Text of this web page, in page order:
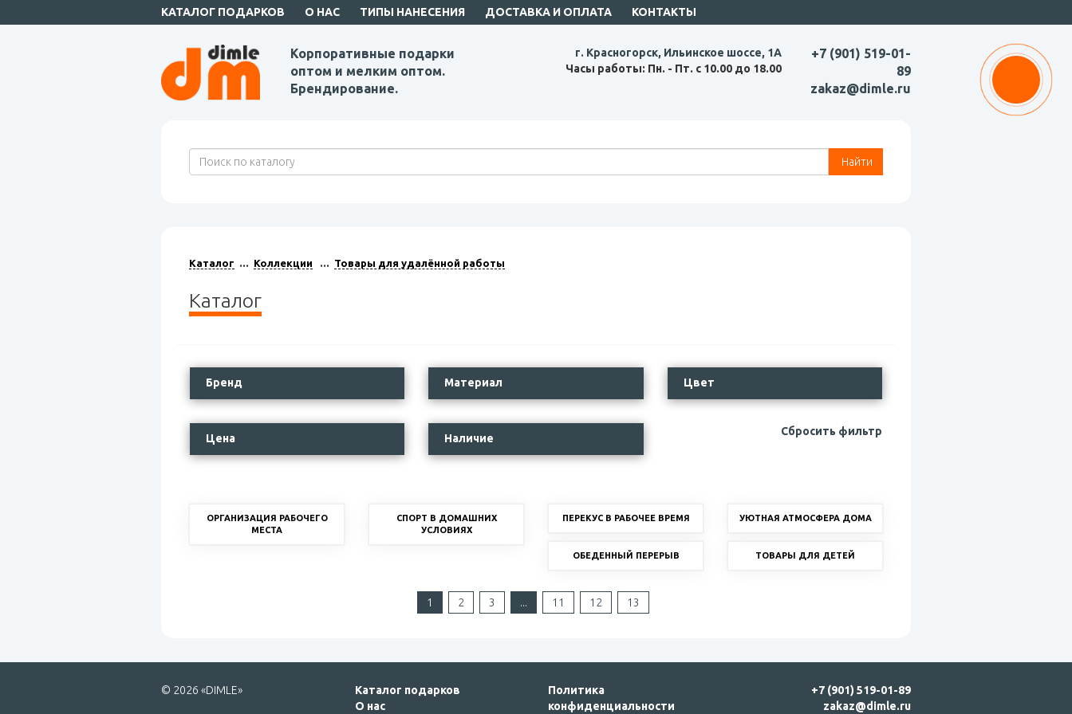
КАТАЛОГ ПОДАРКОВ О НАС ТИПЫ НАНЕСЕНИЯ ДОСТАВКА И ОПЛАТА КОНТАКТЫ
Корпоративные подарки
оптом и мелким оптом.
Брендирование.
г. Красногорск, Ильинское шоссе, 1А
Часы работы: Пн. - Пт. с 10.00 до 18.00
+7 (901) 519-01-
89
zakaz@dimle.ru
Найти
Каталог Коллекции Товары для удалённой работы
Каталог
Бренд Материал Цвет
Цена Наличие
Сбросить фильтр
ОРГАНИЗАЦИЯ РАБОЧЕГО
МЕСТА
СПОРТ В ДОМАШНИХ
УСЛОВИЯХ
ПЕРЕКУС В РАБОЧЕЕ ВРЕМЯ УЮТНАЯ АТМОСФЕРА ДОМА
ОБЕДЕННЫЙ ПЕРЕРЫВ ТОВАРЫ ДЛЯ ДЕТЕЙ
1 2 3 ... 11 12 13
© 2026 «DIMLE»
Каталог подарков
О нас
Политика
конфиденциальности
+7 (901) 519-01-89
zakaz@dimle.ru